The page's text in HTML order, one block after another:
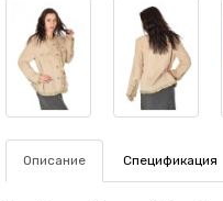
Описание Спецификация